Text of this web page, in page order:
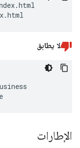
لا يطابق
الإطارات